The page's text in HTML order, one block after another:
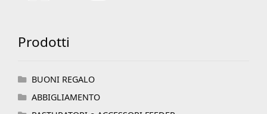
Prodotti
BUONI REGALO
ABBIGLIAMENTO